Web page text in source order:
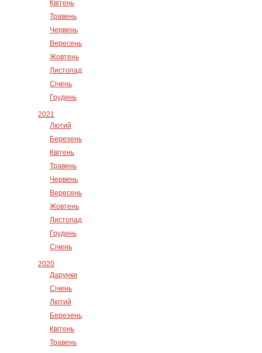
Квітень
Травень
Червень
Вересень
Жовтень
Листопад
Січень
Грудень
2021
Лютий
Березень
Квітень
Травень
Червень
Вересень
Жовтень
Листопад
Грудень
Січень
2020
Дарунки
Січень
Лютий
Березень
Квітень
Травень